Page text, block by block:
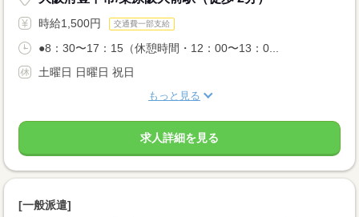
時給1,500円 交通費一部支給
●8：30〜17：15（休憩時間・12：00〜13：0...
土曜日 日曜日 祝日
もっと見る
求人詳細を見る
[一般派遣]